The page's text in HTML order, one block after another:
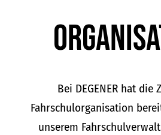
Bei DEGENER hat die
Fahrschulorganisation
unserem